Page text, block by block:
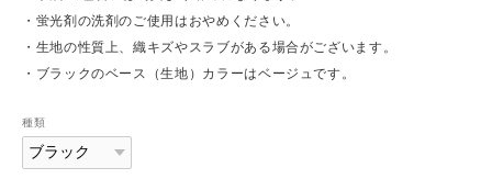
・蛍光剤の洗剤のご使用はおやめください。
・生地の性質上、織キズやスラブがある場合がございます。
・ブラックのベース（生地）カラーはベージュです。
種類